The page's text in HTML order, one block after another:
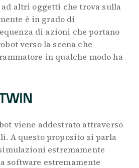
altri oggetti che trova sulla
è in grado di
di azioni che portano
verso la scena che
in qualche modo ha
viene addestrato attraverso
A questo proposito si parla
estremamente
software estremamente